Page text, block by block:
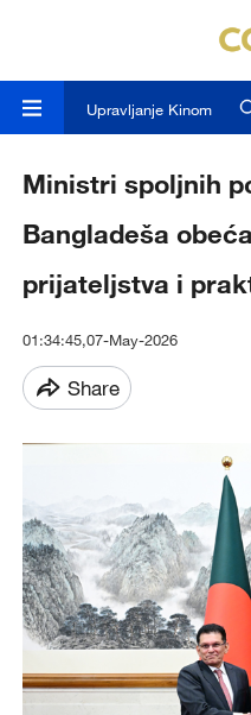
Upravljanje Kinom
Ministri spoljnih
Bangladeša
prijateljstva i
01:34:45,07-May-2026
Share